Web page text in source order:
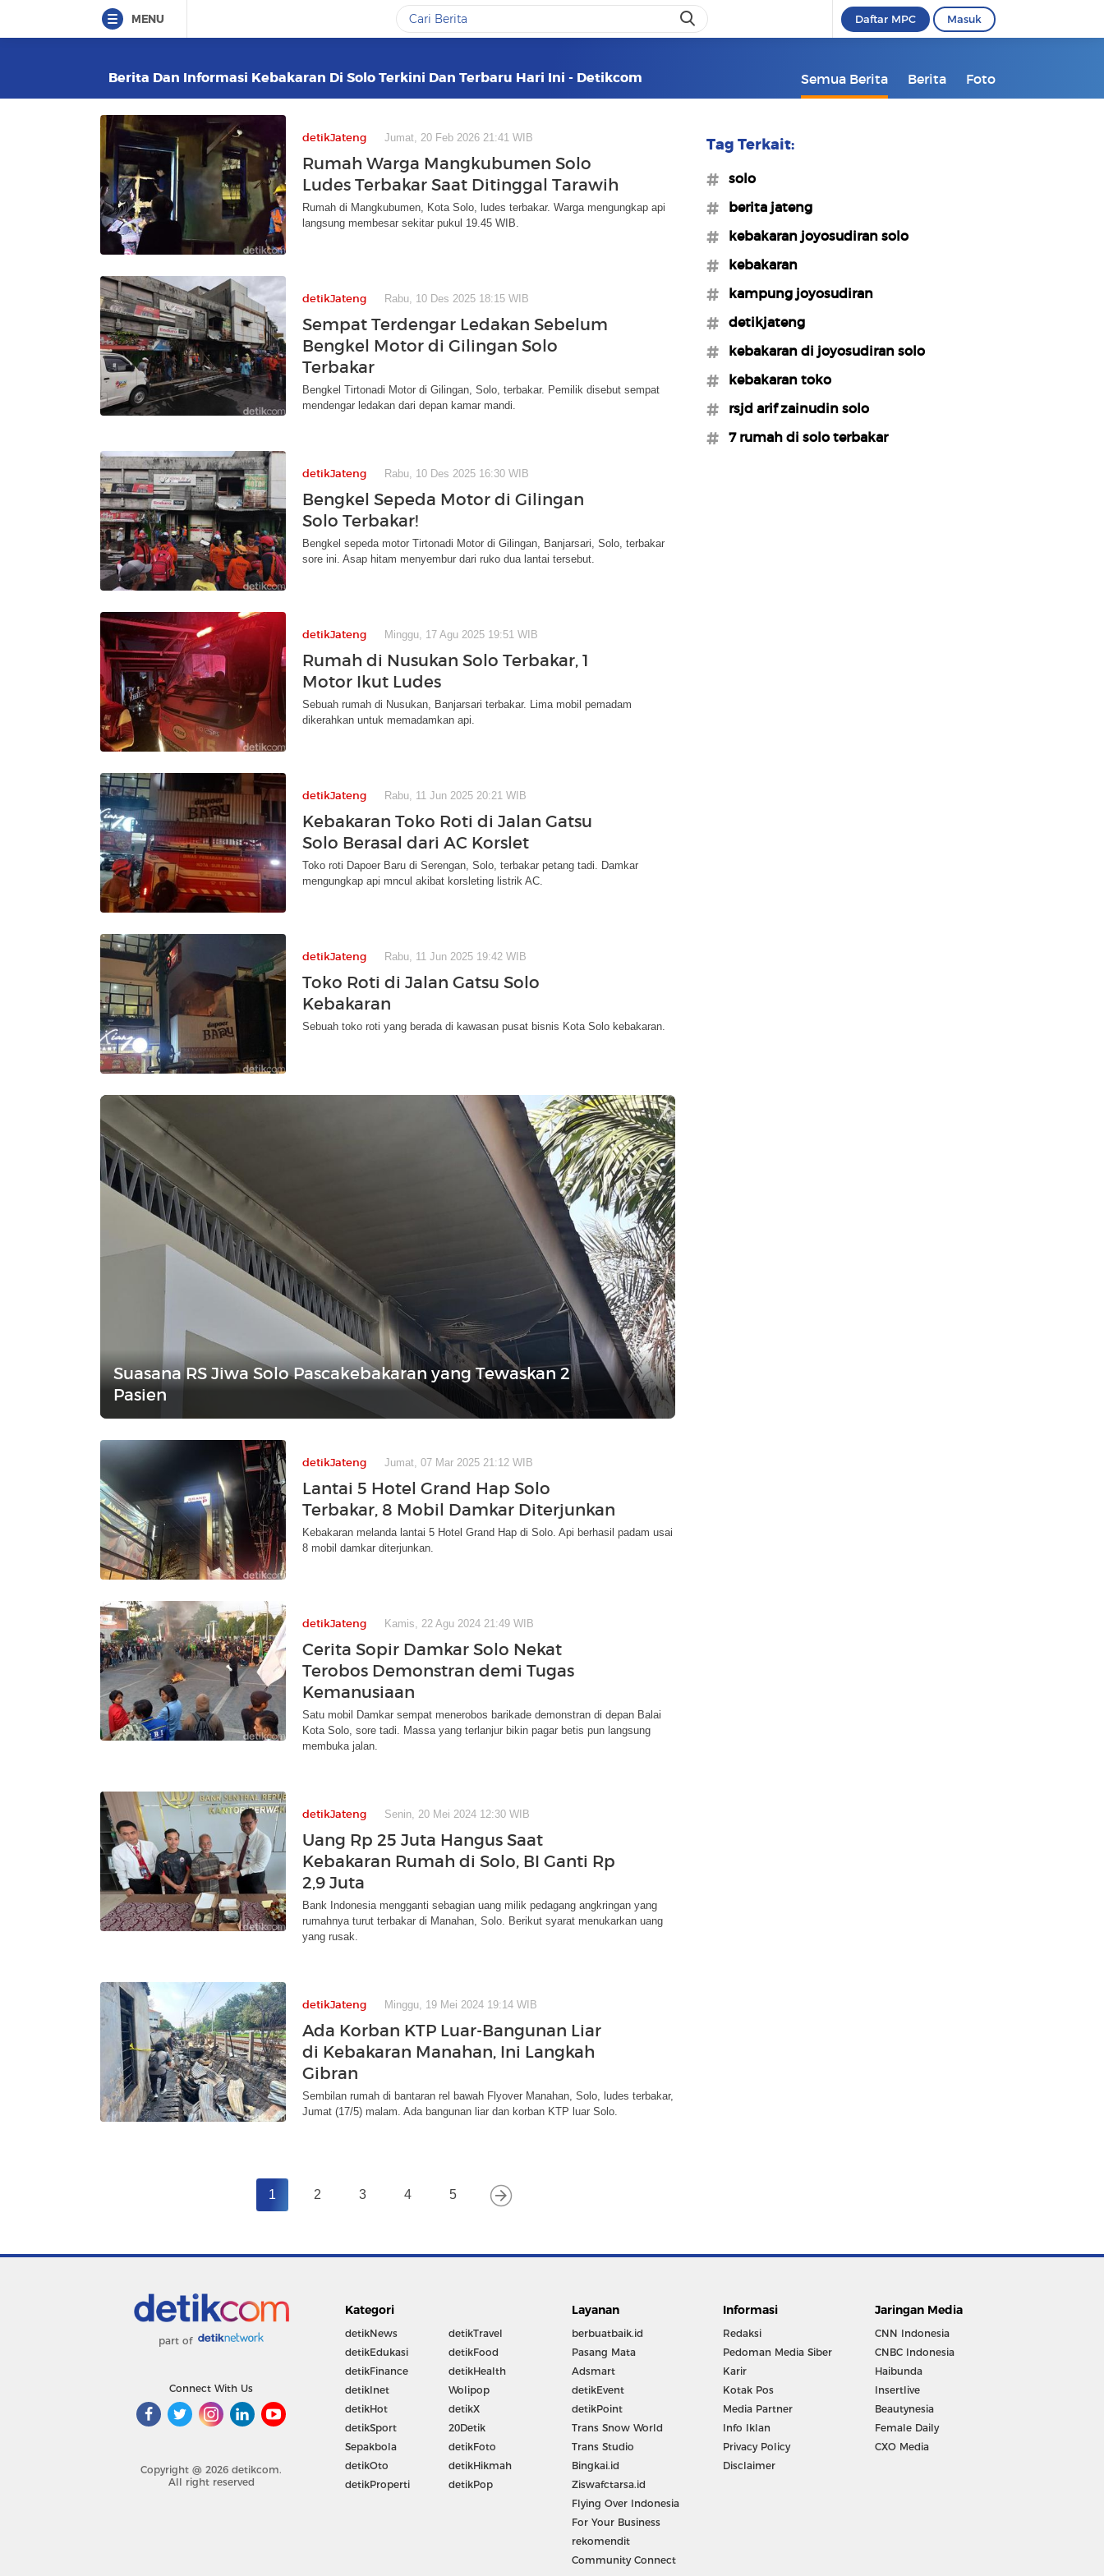
MENU Daftar MPC Masuk
Berita Dan Informasi Kebakaran Di Solo Terkini Dan Terbaru Hari Ini - Detikcom Semua Berita Berita Foto
detikJateng Jumat, 20 Feb 2026 21:41 WIB
Rumah Warga Mangkubumen Solo
Ludes Terbakar Saat Ditinggal Tarawih
Rumah di Mangkubumen, Kota Solo, ludes terbakar. Warga mengungkap api
langsung membesar sekitar pukul 19.45 WIB.
detikJateng Rabu, 10 Des 2025 18:15 WIB
Sempat Terdengar Ledakan Sebelum
Bengkel Motor di Gilingan Solo
Terbakar
Bengkel Tirtonadi Motor di Gilingan, Solo, terbakar. Pemilik disebut sempat
mendengar ledakan dari depan kamar mandi.
detikJateng Rabu, 10 Des 2025 16:30 WIB
Bengkel Sepeda Motor di Gilingan
Solo Terbakar!
Bengkel sepeda motor Tirtonadi Motor di Gilingan, Banjarsari, Solo, terbakar
sore ini. Asap hitam menyembur dari ruko dua lantai tersebut.
detikJateng Minggu, 17 Agu 2025 19:51 WIB
Rumah di Nusukan Solo Terbakar, 1
Motor Ikut Ludes
Sebuah rumah di Nusukan, Banjarsari terbakar. Lima mobil pemadam
dikerahkan untuk memadamkan api.
detikJateng Rabu, 11 Jun 2025 20:21 WIB
Kebakaran Toko Roti di Jalan Gatsu
Solo Berasal dari AC Korslet
Toko roti Dapoer Baru di Serengan, Solo, terbakar petang tadi. Damkar
mengungkap api mncul akibat korsleting listrik AC.
detikJateng Rabu, 11 Jun 2025 19:42 WIB
Toko Roti di Jalan Gatsu Solo
Kebakaran
Sebuah toko roti yang berada di kawasan pusat bisnis Kota Solo kebakaran.
Suasana RS Jiwa Solo Pascakebakaran yang Tewaskan 2
Pasien
detikJateng Jumat, 07 Mar 2025 21:12 WIB
Lantai 5 Hotel Grand Hap Solo
Terbakar, 8 Mobil Damkar Diterjunkan
Kebakaran melanda lantai 5 Hotel Grand Hap di Solo. Api berhasil padam usai
8 mobil damkar diterjunkan.
detikJateng Kamis, 22 Agu 2024 21:49 WIB
Cerita Sopir Damkar Solo Nekat
Terobos Demonstran demi Tugas
Kemanusiaan
Satu mobil Damkar sempat menerobos barikade demonstran di depan Balai
Kota Solo, sore tadi. Massa yang terlanjur bikin pagar betis pun langsung
membuka jalan.
detikJateng Senin, 20 Mei 2024 12:30 WIB
Uang Rp 25 Juta Hangus Saat
Kebakaran Rumah di Solo, BI Ganti Rp
2,9 Juta
Bank Indonesia mengganti sebagian uang milik pedagang angkringan yang
rumahnya turut terbakar di Manahan, Solo. Berikut syarat menukarkan uang
yang rusak.
detikJateng Minggu, 19 Mei 2024 19:14 WIB
Ada Korban KTP Luar-Bangunan Liar
di Kebakaran Manahan, Ini Langkah
Gibran
Sembilan rumah di bantaran rel bawah Flyover Manahan, Solo, ludes terbakar,
Jumat (17/5) malam. Ada bangunan liar dan korban KTP luar Solo.
1 2 3 4 5
Tag Terkait:
#solo
#berita jateng
#kebakaran joyosudiran solo
#kebakaran
#kampung joyosudiran
#detikjateng
#kebakaran di joyosudiran solo
#kebakaran toko
#rsjd arif zainudin solo
#7 rumah di solo terbakar
part of
Connect With Us
Copyright @ 2026 detikcom.
All right reserved
Kategori
detikNews
detikEdukasi
detikFinance
detikInet
detikHot
detikSport
Sepakbola
detikOto
detikProperti
detikTravel
detikFood
detikHealth
Wolipop
detikX
20Detik
detikFoto
detikHikmah
detikPop
Layanan
berbuatbaik.id
Pasang Mata
Adsmart
detikEvent
detikPoint
Trans Snow World
Trans Studio
Bingkai.id
Ziswafctarsa.id
Flying Over Indonesia
For Your Business
rekomendit
Community Connect
Informasi
Redaksi
Pedoman Media Siber
Karir
Kotak Pos
Media Partner
Info Iklan
Privacy Policy
Disclaimer
Jaringan Media
CNN Indonesia
CNBC Indonesia
Haibunda
Insertlive
Beautynesia
Female Daily
CXO Media